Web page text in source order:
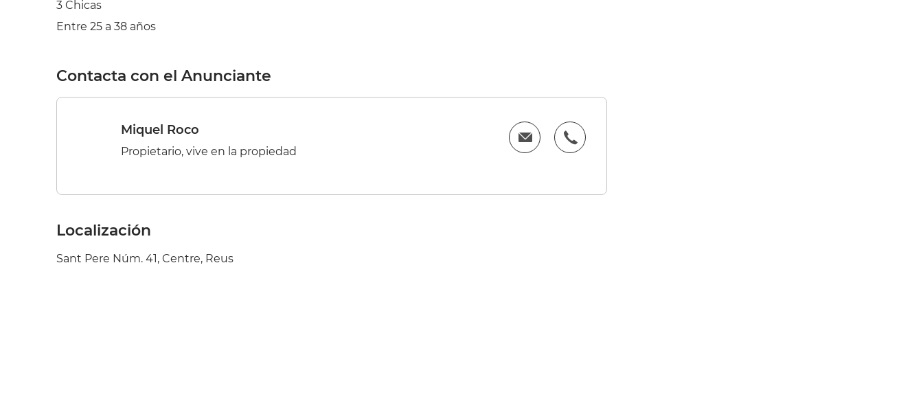
3 Chicas
Entre 25 a 38 años
Contacta con el Anunciante
Miquel Roco
Propietario, vive en la propiedad
Localización
Sant Pere Núm. 41, Centre, Reus